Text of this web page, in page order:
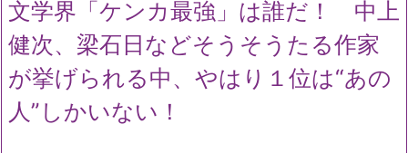
文学界「ケンカ最強」は誰だ！ 中上
健次、梁石日などそうそうたる作家
が挙げられる中、やはり１位は“あの
人”しかいない！